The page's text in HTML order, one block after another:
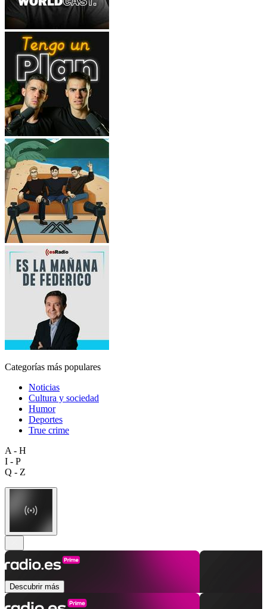
Categorías más populares
Noticias
Cultura y sociedad
Humor
Deportes
True crime
A - H
I - P
Q - Z
Descubrir más